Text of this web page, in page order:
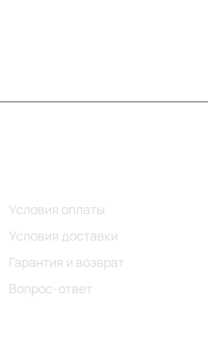
Условия оплаты
Условия доставки
Гарантия и возврат
Вопрос-ответ